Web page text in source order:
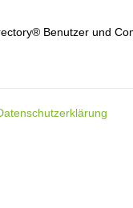
Benutzer und